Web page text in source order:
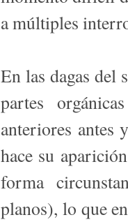
a múltiples
En las dagas del
partes
anteriores antes
hace su
forma
planos), lo que